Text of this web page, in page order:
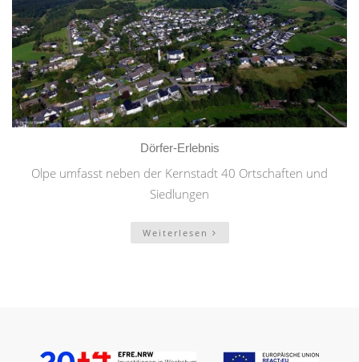
Dörfer-Erlebnis
Olpe umfasst neben der Kernstadt 40 Ortschaften und
Siedlungen
Weiterlesen